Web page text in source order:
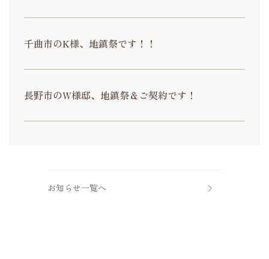
千曲市のK様、地鎮祭です！！
長野市のW様邸、地鎮祭＆ご契約です！
お知らせ一覧へ